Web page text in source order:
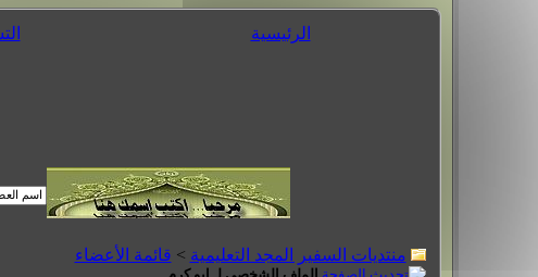
الرئيسية
منتديات السفير المجد التعليمية > قائمة الأعضاء